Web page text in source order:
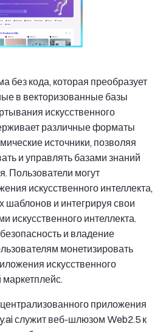
без кода, которая преобразует
в векторизованные базы
искусственного
различные форматы
источники, позволяя
и управлять базами знаний
Пользователи могут
искусственного интеллекта,
шаблонов и интегрируя свои
искусственного интеллекта.
и владение
монетизировать
искусственного
маркетплейс.
приложения
служит веб-шлюзом Web2.5 к